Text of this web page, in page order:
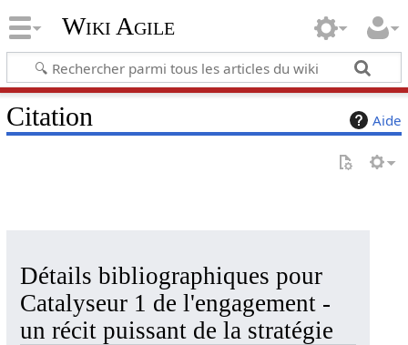
Wiki Agile
Aide
Citation
Détails bibliographiques pour
Catalyseur 1 de l'engagement -
un récit puissant de la stratégie